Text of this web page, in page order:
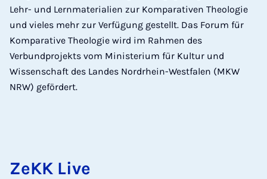
Lehr- und Lernmaterialien zur Komparativen Theologie
und vieles mehr zur Verfügung gestellt. Das Forum für
Komparative Theologie wird im Rahmen des
Verbundprojekts vom Ministerium für Kultur und
Wissenschaft des Landes Nordrhein-Westfalen (MKW
NRW) gefördert.
ZeKK Live